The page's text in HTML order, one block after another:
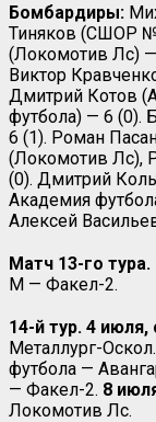
Бомбардиры:
Тиняков (СШОР
(Локомотив Лс)
Виктор
Дмитрий Котов
футбола) — 6 (0).
6 (1). Роман
(Локомотив Лс),
(0). Дмитрий
Академия
Алексей
Матч 13-го
М — Факел-2.
14-й тур. 4 июля,
Металлург-Оскол.
футбола —
— Факел-2. 8
Локомотив Лс.